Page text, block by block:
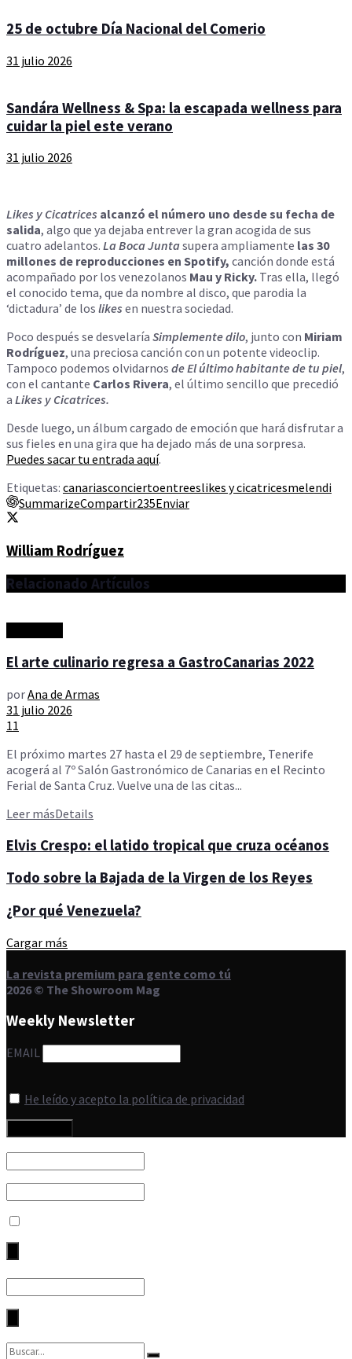
25 de octubre Día Nacional del Comerio
31 julio 2026
Sandára Wellness & Spa: la escapada wellness para
cuidar la piel este verano
31 julio 2026
Likes y Cicatrices alcanzó el número uno desde su fecha de
salida, algo que ya dejaba entrever la gran acogida de sus
cuatro adelantos. La Boca Juntasupera ampliamente las 30
millones de reproducciones en Spotify, canción donde está
acompañado por los venezolanos Mau y Ricky. Tras ella, llegó
el conocido tema, que da nombre al disco, que parodia la
‘dictadura’ de los likes en nuestra sociedad.
Poco después se desvelaría Simplemente dilo, junto con Miriam
Rodríguez, una preciosa canción con un potente videoclip.
Tampoco podemos olvidarnos de El último habitante de tu piel,
con el cantante Carlos Rivera, el último sencillo que precedió
a Likes y Cicatrices.
Desde luego, un álbum cargado de emoción que hará disfrutar a
sus fieles en una gira que ha dejado más de una sorpresa.
Puedes sacar tu entrada aquí.
Etiquetas: canariasconciertoentreeslikes y cicatricesmelendi
SummarizeCompartir235Enviar
William Rodríguez
Relacionado Artículos
El arte culinario regresa a GastroCanarias 2022
porAna de Armas
31 julio 2026
11
El próximo martes 27 hasta el 29 de septiembre, Tenerife
acogerá al 7º Salón Gastronómico de Canarias en el Recinto
Ferial de Santa Cruz. Vuelve una de las citas...
Leer másDetails
Elvis Crespo: el latido tropical que cruza océanos
Todo sobre la Bajada de la Virgen de los Reyes
¿Por qué Venezuela?
Cargar más
La revista premium para gente como tú
2026 © The Showroom Mag
Weekly Newsletter
EMAIL
He leído y acepto la política de privacidad